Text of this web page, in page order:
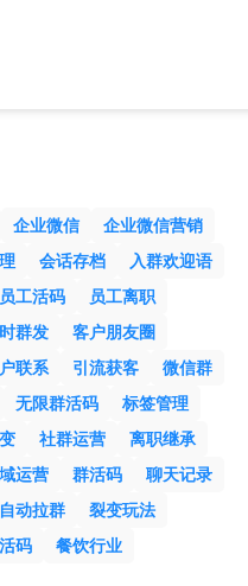
企业微信
企业微信营销
会话存档
入群欢迎语
员工活码
员工离职
群发
客户朋友圈
联系 引流获客
微信群
无限群活码
标签管理
社群运营
离职继承
运营 群活码
聊天记录
自动拉群
裂变玩法
码 餐饮行业